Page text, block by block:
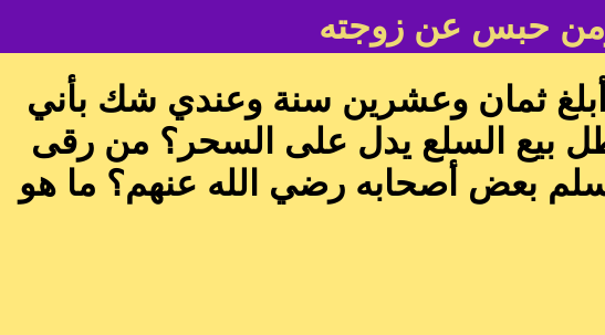
ومن حبس عن زوجته
أبلغ ثمان وعشرين سنة وعندي شك بأني
بيع السلع يدل على السحر؟ من رقى
بعض أصحابه رضي الله عنهم؟ ما هو